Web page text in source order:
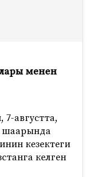
менен
августта,
шаарында
кезектеги
келген